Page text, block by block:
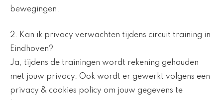
bewegingen.
2. Kan ik privacy verwachten tijdens circuit training in
Eindhoven?
Ja, tijdens de trainingen wordt rekening gehouden
met jouw privacy. Ook wordt er gewerkt volgens een
privacy & cookies policy om jouw gegevens te